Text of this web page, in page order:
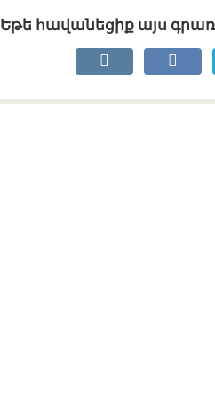
Եթե հավանեցիք այս